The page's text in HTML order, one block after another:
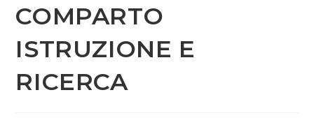
COMPARTO
ISTRUZIONE E
RICERCA